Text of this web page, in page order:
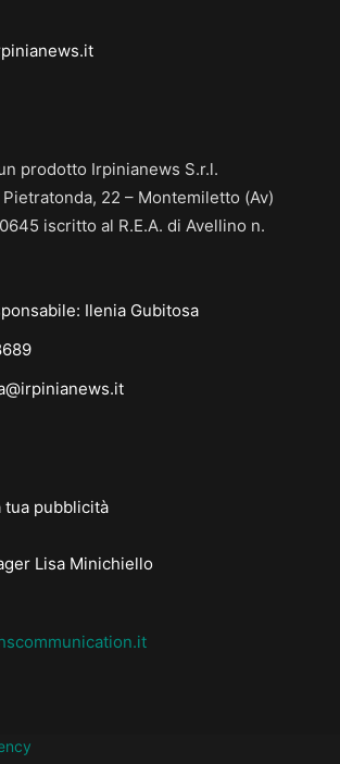
prodotto Irpinianews S.r.l.
22 – Montemiletto (Av)
iscritto al R.E.A. di Avellino n.
Ilenia Gubitosa
tua pubblicità
Lisa Minichiello